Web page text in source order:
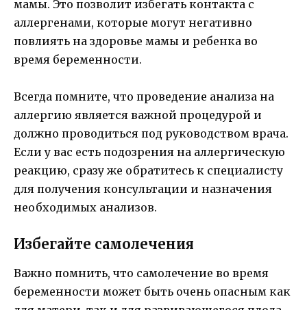
мамы. Это позволит избегать контакта с
аллергенами, которые могут негативно
повлиять на здоровье мамы и ребенка во
время беременности.
Всегда помните, что проведение анализа на
аллергию является важной процедурой и
должно проводиться под руководством врача.
Если у вас есть подозрения на аллергическую
реакцию, сразу же обратитесь к специалисту
для получения консультации и назначения
необходимых анализов.
Избегайте самолечения
Важно помнить, что самолечение во время
беременности может быть очень опасным как